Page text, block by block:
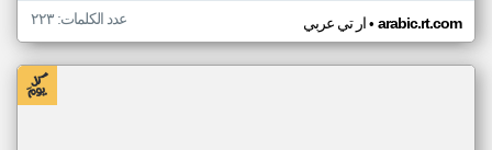
ار تي عربي• arabic.rt.com عدد الكلمات: ٢٢٣